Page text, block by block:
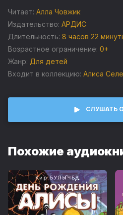
гигантских комаров, сражаются
разгадывают тайну рогатых
Читает: Алла Човжик
Издательство: АРДИС
Длительность: 8 часов 22
Возрастное ограничение: 0+
Жанр: Для детей
Входит в коллекцию: Алиса
СЛУШАТЬ
Похожие